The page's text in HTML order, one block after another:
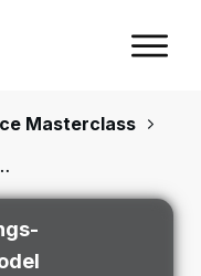
Masterclass
Model